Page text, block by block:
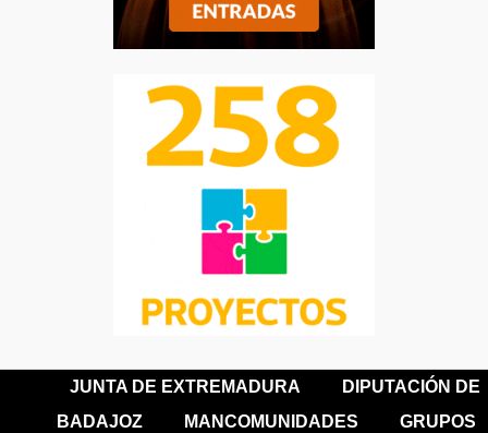
JUNTA DE EXTREMADURA
DIPUTACIÓN DE
BADAJOZ
MANCOMUNIDADES
GRUPOS